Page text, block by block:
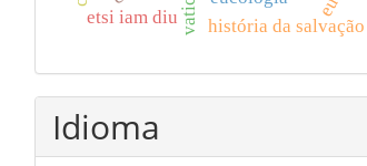
história da salvação
etsi iam diu
Idioma